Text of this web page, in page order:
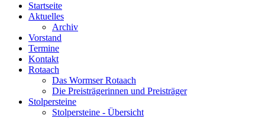
Startseite
Aktuelles
Archiv
Vorstand
Termine
Kontakt
Rotaach
Das Wormser Rotaach
Die Preisträgerinnen und Preisträger
Stolpersteine
Stolpersteine - Übersicht